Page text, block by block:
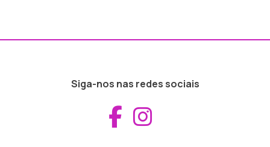
Siga-nos nas redes sociais
Aceder ao